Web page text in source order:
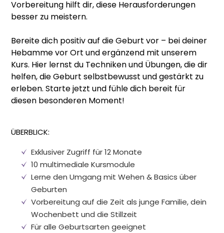
Vorbereitung hilft dir, diese Herausforderungen
besser zu meistern.
Bereite dich positiv auf die Geburt vor – bei deiner
Hebamme vor Ort und ergänzend mit unserem
Kurs. Hier lernst du Techniken und Übungen, die dir
helfen, die Geburt selbstbewusst und gestärkt zu
erleben. Starte jetzt und fühle dich bereit für
diesen besonderen Moment!
ÜBERBLICK:
Exklusiver Zugriff für 12 Monate
10 multimediale Kursmodule
Lerne den Umgang mit Wehen&Basics über
Geburten
Vorbereitung auf die Zeit als junge Familie, dein
Wochenbett und die Stillzeit
Für alle Geburtsarten geeignet